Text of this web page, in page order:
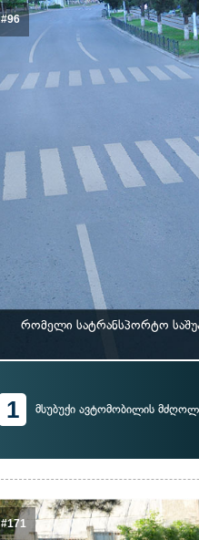
#96
რომელი სატრანსპორტო
1 მსუბუქი ავტომობილის
#171